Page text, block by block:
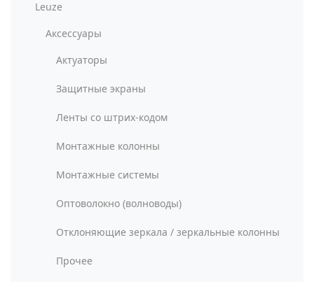
Leuze
Аксессуары
Актуаторы
Защитные экраны
Ленты со штрих-кодом
Монтажные колонны
Монтажные системы
Оптоволокно (волноводы)
Отклоняющие зеркала / зеркальные колонны
Прочее